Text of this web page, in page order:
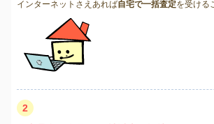
インターネットさえあれば自宅で一括査定を受ける
2